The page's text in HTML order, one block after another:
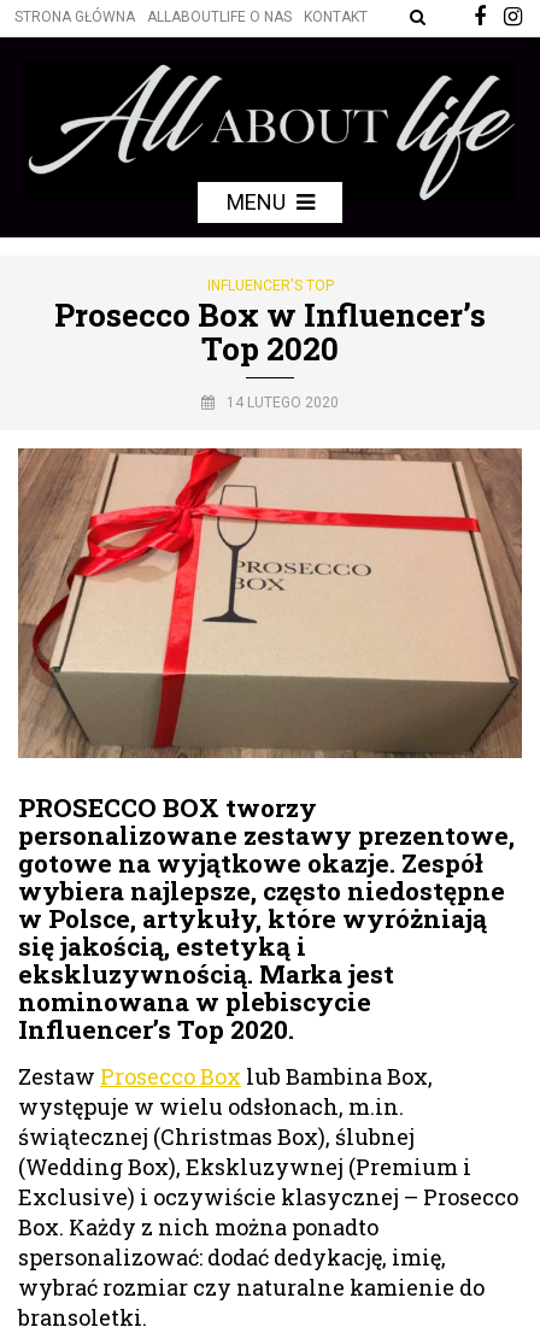
STRONA GŁÓWNA ALLABOUTLIFE O NAS KONTAKT
MENU
INFLUENCER'S TOP
Prosecco Box w Influencer’s
Top 2020
14 LUTEGO 2020
PROSECCO BOX tworzy
personalizowane zestawy prezentowe,
gotowe na wyjątkowe okazje. Zespół
wybiera najlepsze, często niedostępne
w Polsce, artykuły, które wyróżniają
się jakością, estetyką i
ekskluzywnością. Marka jest
nominowana w plebiscycie
Influencer’s Top 2020.
Zestaw Prosecco Box lub Bambina Box,
występuje w wielu odsłonach, m.in.
świątecznej (Christmas Box), ślubnej
(Wedding Box), Ekskluzywnej (Premium i
Exclusive) i oczywiście klasycznej – Prosecco
Box. Każdy z nich można ponadto
spersonalizować: dodać dedykację, imię,
wybrać rozmiar czy naturalne kamienie do
bransoletki.